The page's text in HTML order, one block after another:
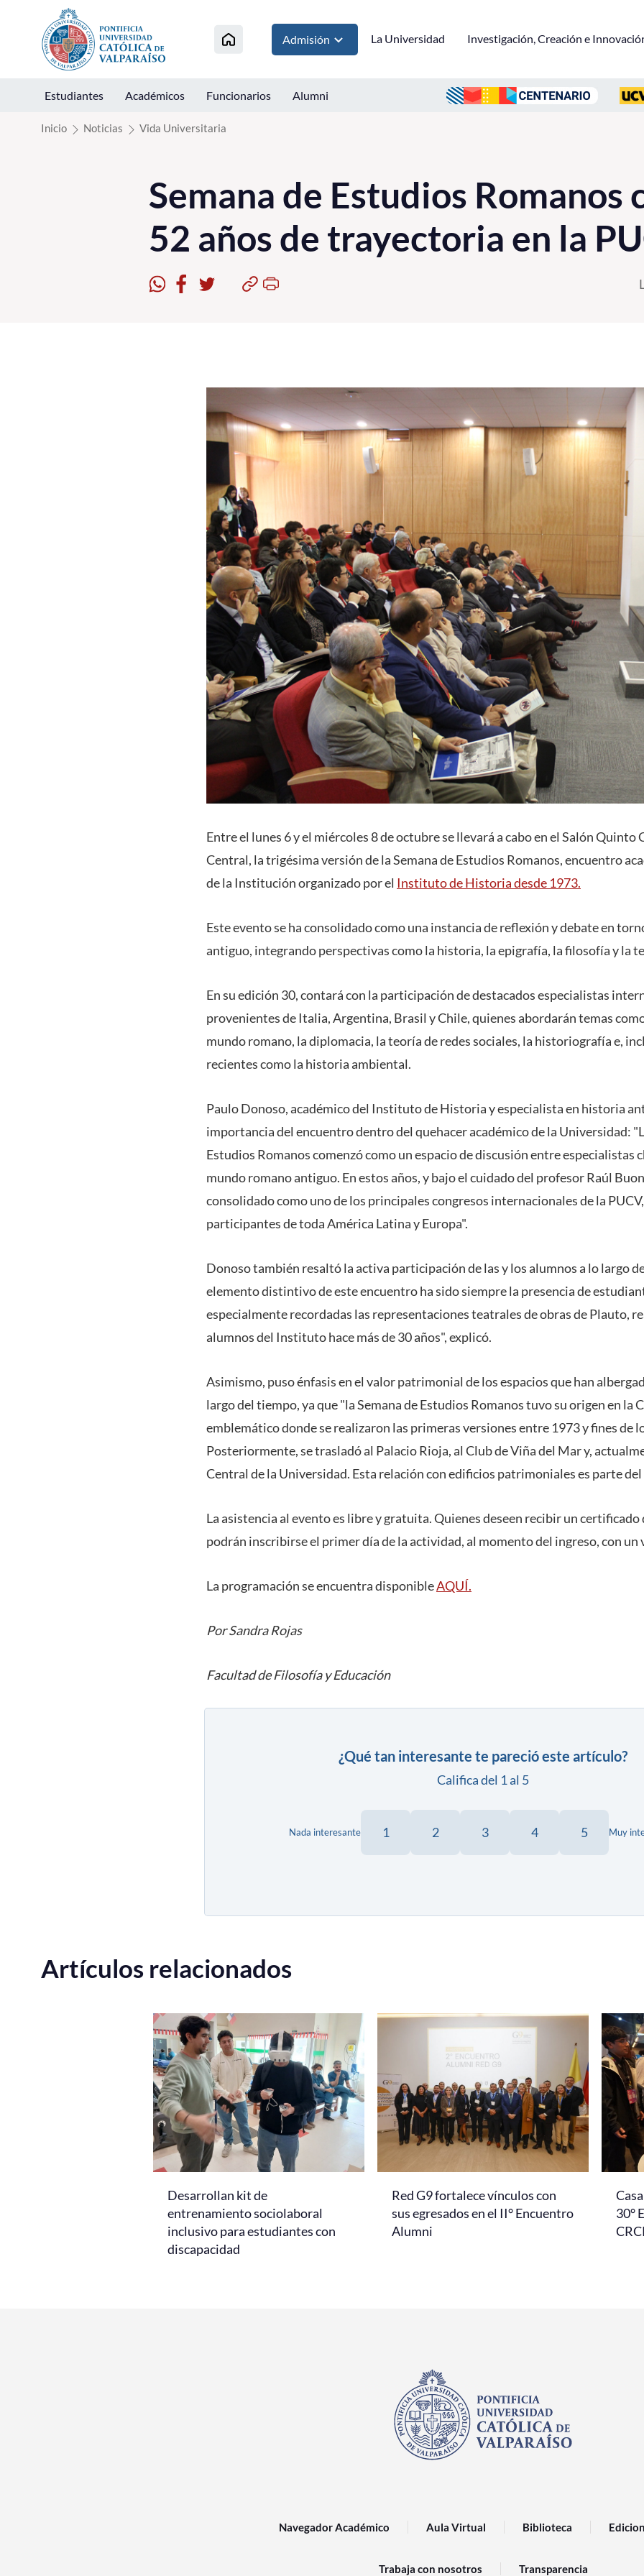
Click acá para ir directamente al contenido
Admisión La Universidad Investigación, Creación e
Estudiantes Académicos Funcionarios Alumni
Inicio Noticias Vida Universitaria
Semana de Estudios Romanos
52 años de trayectoria en la
Entre el lunes 6 y el miércoles 8 de octubre se llevará a cabo en el Salón Quinto
Central, la trigésima versión de la Semana de Estudios Romanos, encuentro
de la Institución organizado por el Instituto de Historia desde 1973.
Este evento se ha consolidado como una instancia de reflexión y debate en
antiguo, integrando perspectivas como la historia, la epigrafía, la filosofía y la
En su edición 30, contará con la participación de destacados especialistas
provenientes de Italia, Argentina, Brasil y Chile, quienes abordarán temas
mundo romano, la diplomacia, la teoría de redes sociales, la historiografía e,
recientes como la historia ambiental.
Paulo Donoso, académico del Instituto de Historia y especialista en historia
importancia del encuentro dentro del quehacer académico de la Universidad:
Estudios Romanos comenzó como un espacio de discusión entre especialistas
mundo romano antiguo. En estos años, y bajo el cuidado del profesor Raúl
consolidado como uno de los principales congresos internacionales de la
participantes de toda América Latina y Europa".
Donoso también resaltó la activa participación de las y los alumnos a lo largo
elemento distintivo de este encuentro ha sido siempre la presencia de
especialmente recordadas las representaciones teatrales de obras de Plauto,
alumnos del Instituto hace más de 30 años", explicó.
Asimismo, puso énfasis en el valor patrimonial de los espacios que han
largo del tiempo, ya que "la Semana de Estudios Romanos tuvo su origen en la
emblemático donde se realizaron las primeras versiones entre 1973 y fines de
Posteriormente, se trasladó al Palacio Rioja, al Club de Viña del Mar y,
Central de la Universidad. Esta relación con edificios patrimoniales es parte
La asistencia al evento es libre y gratuita. Quienes deseen recibir un
podrán inscribirse el primer día de la actividad, al momento del ingreso, con un
La programación se encuentra disponibleAQUÍ.
Por Sandra Rojas
Facultad de Filosofía y Educación
¿Qué tan interesante te pareció este artículo?
Califica del 1 al 5
Nada interesante 1 2 3 4 5 Muy
Artículos relacionados
Desarrollan kit de
entrenamiento sociolaboral
inclusivo para estudiantes con
discapacidad
Red G9 fortalece vínculos con
sus egresados en el II° Encuentro
Alumni
30°
Navegador Académico Aula Virtual Biblioteca
Trabaja con nosotros Transparencia